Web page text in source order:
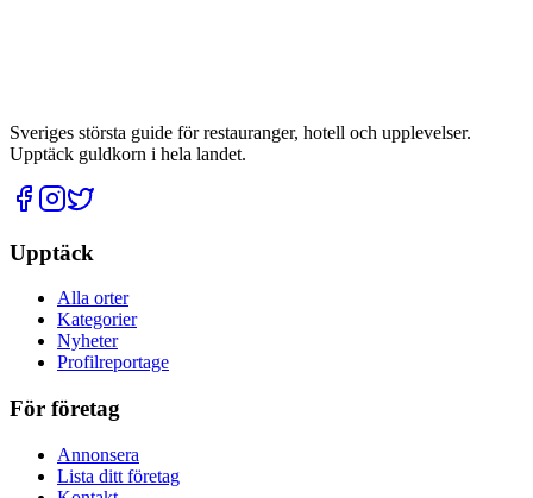
Sveriges största guide för restauranger, hotell och upplevelser.
Upptäck guldkorn i hela landet.
Upptäck
Alla orter
Kategorier
Nyheter
Profilreportage
För företag
Annonsera
Lista ditt företag